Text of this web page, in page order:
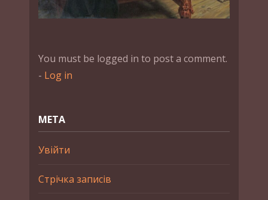
You must be logged in to post a comment.
- Log in
МЕТА
Увійти
Стрічка записів